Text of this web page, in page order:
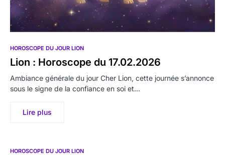
HOROSCOPE DU JOUR LION
Lion : Horoscope du 17.02.2026
Ambiance générale du jour Cher Lion, cette journée s’annonce
sous le signe de la confiance en soi et…
Lire plus
HOROSCOPE DU JOUR LION